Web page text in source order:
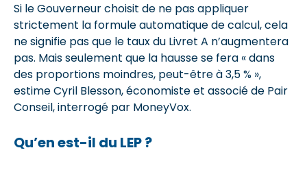
Si le Gouverneur choisit de ne pas appliquer
strictement la formule automatique de calcul, cela
ne signifie pas que le taux du Livret A n’augmentera
pas. Mais seulement que la hausse se fera « dans
des proportions moindres, peut-être à 3,5 % »,
estime Cyril Blesson, économiste et associé de Pair
Conseil, interrogé par MoneyVox.
Qu’en est-il du LEP ?